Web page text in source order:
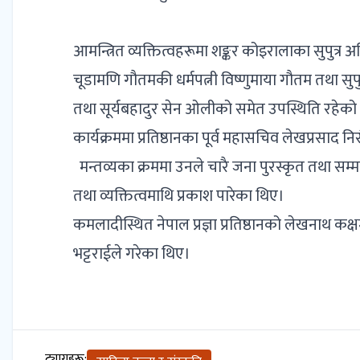
आमन्त्रित व्यक्तित्वहरूमा शङ्कर कोइरालाका
चूडामणि गौतमकी धर्मपत्नी विष्णुमाया गौतम तथा
तथा सूर्यबहादुर सेन ओलीको समेत उपस्थिति रहेको
कार्यक्रममा प्रतिष्ठानका पूर्व महासचिव लेखप्रसाद
मन्तव्यका क्रममा उनले चारै जना पुरस्कृत तथा
तथा व्यक्तित्वमाथि प्रकाश पारेका थिए।
कमलादीस्थित नेपाल प्रज्ञा प्रतिष्ठानको लेखनाथ
भट्टराईले गरेका थिए।